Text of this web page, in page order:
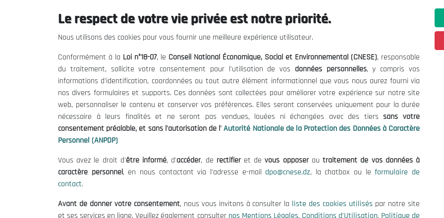
Le CNESE
Le président
Organisation
Publications
Informations utiles
Mentions Légales
Conditions d'Utilisation
Politique de Protection des Données
Politique des Cookies
contact@cnese.dz
Suggestions ou Initiatives ?
Newsletter
Inscrivez-vous, soyez le premier à
nos dernières nouvelles.
Suivez-Nous!
© 2026 Conseil National Économique, Social et Environnemental
Le respect de votre vie privée est notre priorité.
Nous utilisons des cookies pour vous fournir une meilleure expérience utilisateur.
Conformément à la Loi n°18-07, le Conseil National Économique, Social et Environnemental (CNESE), responsable
du traitement, sollicite votre consentement pour l'utilisation de vos données personnelles, y compris vos
informations d'identification, coordonnées ou tout autre élément informationnel que vous nous aurez fourni via
nos divers formulaires et supports. Ces données sont collectées pour améliorer votre expérience sur notre site
web, personnaliser le contenu et conserver vos préférences. Elles seront conservées uniquement pour la durée
nécessaire à leurs finalités et ne seront pas vendues, louées ni échangées avec des tierssans votre
consentement préalable, et sans l'autorisation de l' Autorité Nationale de la Protection des Données à Caractère
Personnel (ANPDP)
Vous avez le droit d'être informé, d'accéder, de rectifieret devous opposerautraitement de vos données à
caractère personnel, en nous contactant via l'adresse e-mail dpo@cnese.dz, la chatbox ou leformulaire de
contact.
Avant de donner votre consentement, nous vous invitons à consulter la liste des cookies utilisés par notre site
et ses services en ligne. Veuillez également consulter nos Mentions Légales, Conditions d'Utilisation, Politique de